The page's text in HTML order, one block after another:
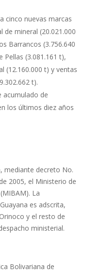
cinco nuevas marcas
mineral (20.021.000
Barrancos (3.756.640
Pellas (3.081.161 t),
(12.160.000 t) y ventas
t).
acumulado de
los últimos diez años
mediante decreto No.
2005, el Ministerio de
La
es adscrita,
y el resto de
ministerial.
Bolivariana de